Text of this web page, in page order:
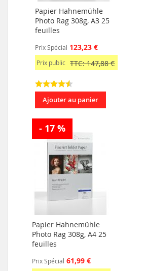
Papier Hahnemühle
Photo Rag 308g, A3 25
feuilles
Prix Spécial 123,23 €
Prix public TTC: 147,88 €
Ajouter au panier
- 17 %
Papier Hahnemühle
Photo Rag 308g, A4 25
feuilles
Prix Spécial 61,99 €